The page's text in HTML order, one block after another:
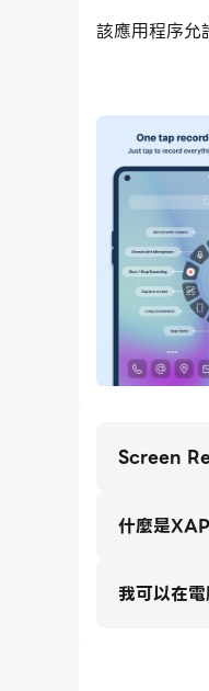
該應用程序允
此外，應用
顯示重要部分
特徵：
1.Screen
2.屏幕錄像
3.編輯工具
5.截圖設置
1.魔術按鈕
Screen
什麼是
我可以在